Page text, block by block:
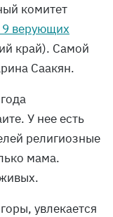
комитет
9 верующих
край). Самой
Саакян.
У нее есть
религиозные
мама.
увлекается